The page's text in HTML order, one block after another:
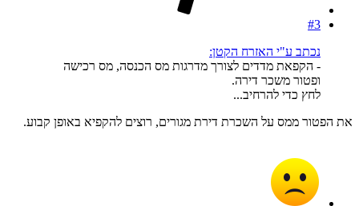
#3
נכתב ע"י האזרח הקטן:
- הקפאת מדדים לצורך מדרגות מס הכנסה, מס רכישה
ופטור משכר דירה.
לחץ כדי להרחיב...
את הפטור ממס על השכרת דירת מגורים, רוצים להקפיא באופן קבוע.